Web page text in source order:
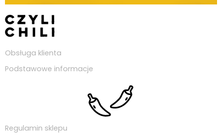
Obsługa klienta
Podstawowe informacje
Regulamin sklepu